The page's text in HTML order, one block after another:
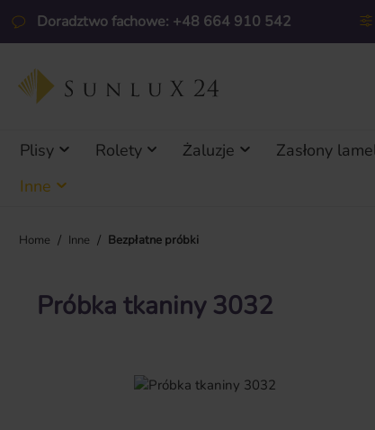
do głównej zawartości
Przejdź do wyszukiwania
Przejdź do głównej nawigacji
Doradztwo fachowe: +48 664 910 542
Plisy Rolety Żaluzje Zasłony
Inne
Home / Inne / Bezpłatne próbki
Próbka tkaniny 3032
Pomiń galerię zdjęć